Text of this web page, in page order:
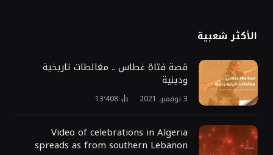
الأكثر شعبية
قصة فتاة غطاس .. مغالطات تاريخية
ودينية
3 نوفمبر، 2021 13٬408
Video of celebrations in Algeria
spreads as from southern Lebanon